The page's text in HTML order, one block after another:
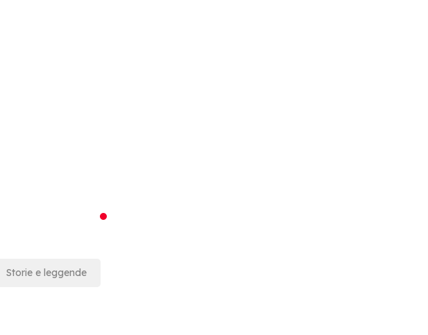
Storie e leggende